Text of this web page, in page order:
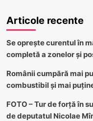
Articole recente
Se oprește curentul în
completă a zonelor și
Românii cumpără mai
combustibil și mai
FOTO – Tur de forță în
de deputatul Nicolae